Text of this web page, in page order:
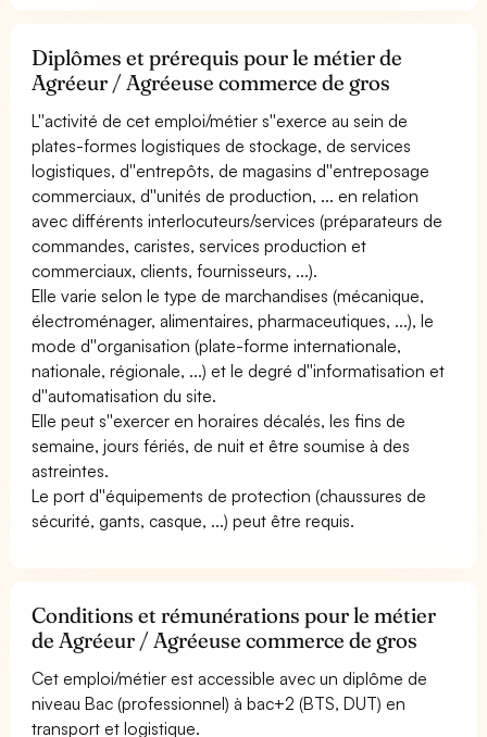
Diplômes et prérequis pour le métier de
Agréeur / Agréeuse commerce de gros
L''activité de cet emploi/métier s''exerce au sein de
plates-formes logistiques de stockage, de services
logistiques, d''entrepôts, de magasins d''entreposage
commerciaux, d''unités de production, ... en relation
avec différents interlocuteurs/services (préparateurs de
commandes, caristes, services production et
commerciaux, clients, fournisseurs, ...).
Elle varie selon le type de marchandises (mécanique,
électroménager, alimentaires, pharmaceutiques, ...), le
mode d''organisation (plate-forme internationale,
nationale, régionale, ...) et le degré d''informatisation et
d''automatisation du site.
Elle peut s''exercer en horaires décalés, les fins de
semaine, jours fériés, de nuit et être soumise à des
astreintes.
Le port d''équipements de protection (chaussures de
sécurité, gants, casque, ...) peut être requis.
Conditions et rémunérations pour le métier
de Agréeur / Agréeuse commerce de gros
Cet emploi/métier est accessible avec un diplôme de
niveau Bac (professionnel) à bac+2 (BTS, DUT) en
transport et logistique.